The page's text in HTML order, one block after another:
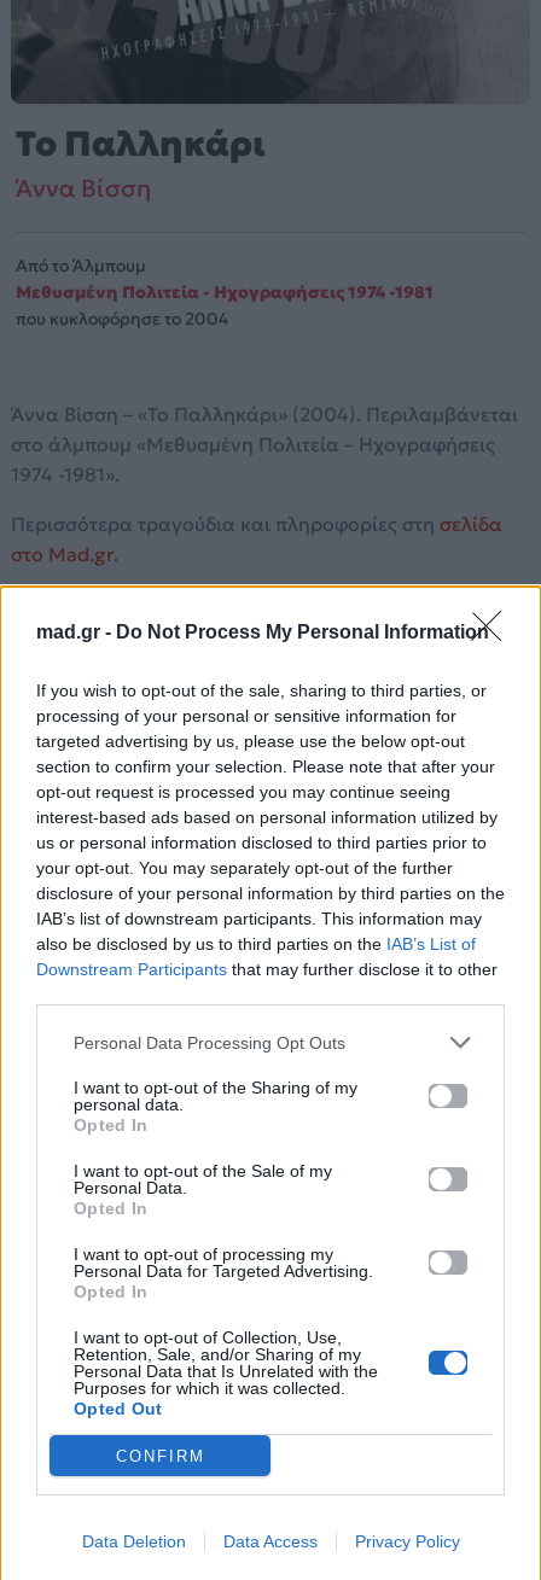
mad.gr - Do Not Process My Personal Information
If you wish to opt-out of the sale, sharing to third parties, or
processing of your personal or sensitive information for
targeted advertising by us, please use the below opt-out
section to confirm your selection. Please note that after your
opt-out request is processed you may continue seeing
interest-based ads based on personal information utilized by
us or personal information disclosed to third parties prior to
your opt-out. You may separately opt-out of the further
disclosure of your personal information by third parties on the
IAB’s list of downstream participants. This information may
also be disclosed by us to third parties on the IAB’s List of
Downstream Participants that may further disclose it to other
Personal Data Processing Opt Outs
I want to opt-out of the Sharing of my
personal data.
Opted In
I want to opt-out of the Sale of my
Personal Data.
Opted In
I want to opt-out of processing my
Personal Data for Targeted Advertising.
Opted In
I want to opt-out of Collection, Use,
Retention, Sale, and/or Sharing of my
Personal Data that Is Unrelated with the
Purposes for which it was collected.
Opted Out
CONFIRM
Data Deletion Data Access Privacy Policy
Το Παλληκάρι
Άννα Βίσση
Από το Άλμπουμ
Μεθυσμένη Πολιτεία - Ηχογραφήσεις 1974 -1981
που κυκλοφόρησε το 2004
Άννα Βίσση – «Το Παλληκάρι» (2004). Περιλαμβάνεται
στο άλμπουμ «Μεθυσμένη Πολιτεία – Ηχογραφήσεις
1974 -1981».
Περισσότερα τραγούδια και πληροφορίες στη σελίδα
στο Mad.gr.
Mad.gr.
Στίχοι
Το παλληκάρι ξέρει πια το ριζικό του,
πριν φύγει για τον πόλεμο μια μέρα
έγραψε στ’ αδέρφια του το μερτικό του,
στην καλή του πίσω γύρισε την βέρα,
έγραψε στ’ αδέρφια του το μερτικό του
στην καλή του πίσω γύρισε την βέρα.
Τώρα στην άκρη στο σκαλί
αυτήν που αγάπησε φιλά
και κλαιν’ οι κάμποι σιωπηλά.
Το παλληκάρι ξέρει πια το ρίζικό του,
κλειδί πάνω στην `ξώπορτα αφήνει,
για στερνή φορά ποτίζει τ’ άλογό του
για στερνή φορά ποτίζει τ’ άλογό του
και μετά να φύγει ελεύθερο τ’ αφήνει.
Τώρα στην άκρη στο σκαλί
αυτήν που αγάπησε φιλά
αυτήν που αγάπησε φιλά
και κλαιν’ οι κάμποι σιωπηλά.